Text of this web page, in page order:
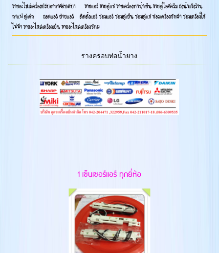
ขายอะไหล่เครื่องปรับอากาศอับดับ1 ขายแอร์ ขายตู้แช่ ขายเครื่องทำน้ำเย็น ขายตู้ไอศครีม ถังน้ำแข้งร้าน
กาแฟ ตู้เค้ก ถอดแอร์ ย้ายแอร์ ติดตั้งแอร์ ซ่อมแอร์ ซ่อมตู้เย็น ซ่อมตู้แช่ ซ่อมเครื่องซักผ้า ซ่อมเครื่องใช้
ไฟฟ้า ขายอะไหล่เครื่องเย็น ขายอะไหล่เครื่องซักผ
รางครอบท่อน้ำยาง
1 เซ็นเซอร์แอร์ ทุกยี่ห้อ